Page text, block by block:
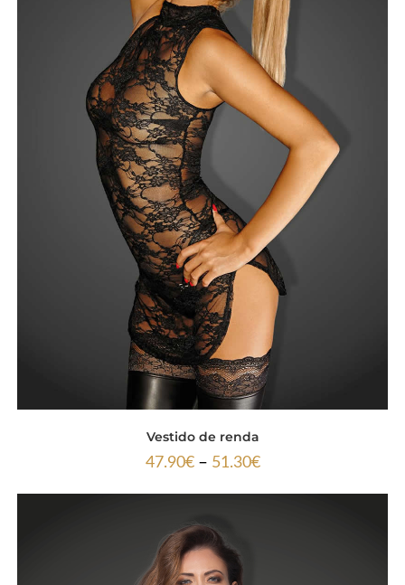
Vestido de renda
47.90€ – 51.30€